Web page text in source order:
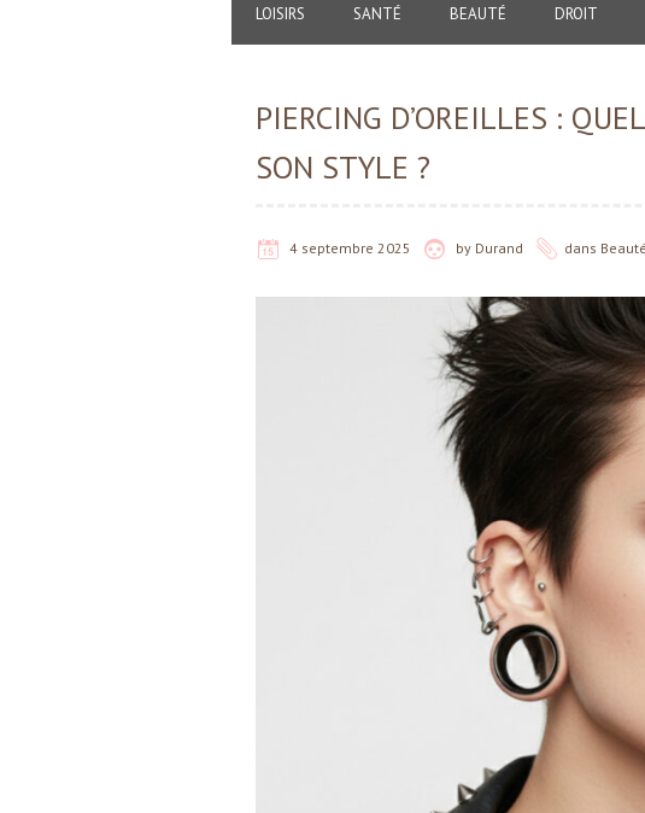
LOISIRS SANTÉ BEAUTÉ DROIT
PIERCING D’OREILLES :
SON STYLE ?
4 septembre 2025 by Durand dans Beauté